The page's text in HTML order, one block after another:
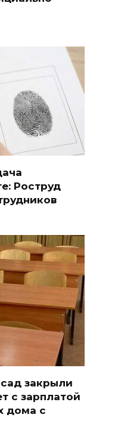
Роструд
закрыли
с зарплатой
дома с